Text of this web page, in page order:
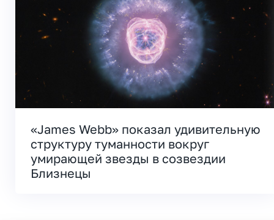
«James Webb» показал удивительную
структуру туманности вокруг
умирающей звезды в созвездии
Близнецы